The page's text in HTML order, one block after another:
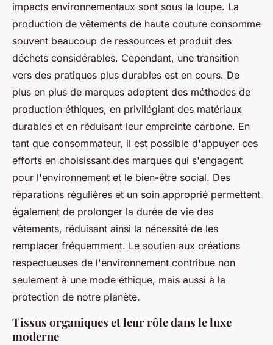
impacts environnementaux sont sous la loupe. La
production de vêtements de haute couture consomme
souvent beaucoup de ressources et produit des
déchets considérables. Cependant, une transition
vers des pratiques plus durables est en cours. De
plus en plus de marques adoptent des méthodes de
production éthiques, en privilégiant des matériaux
durables et en réduisant leur empreinte carbone. En
tant que consommateur, il est possible d'appuyer ces
efforts en choisissant des marques qui s'engagent
pour l'environnement et le bien-être social. Des
réparations régulières et un soin approprié permettent
également de prolonger la durée de vie des
vêtements, réduisant ainsi la nécessité de les
remplacer fréquemment. Le soutien aux créations
respectueuses de l'environnement contribue non
seulement à une mode éthique, mais aussi à la
protection de notre planète.
Tissus organiques et leur rôle dans le luxe
moderne